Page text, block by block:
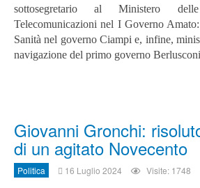
sottosegretario al Ministero
Telecomunicazioni nel I Governo
Sanità nel governo Ciampi e, infine,
navigazione del primo governo
Giovanni Gronchi:
di un agitato Novecento
Politica 16 Luglio 2024 Visite: 1748